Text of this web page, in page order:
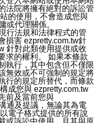
法院將擁有絕對的訴訟管
的使用，不會造成您與
或代理關係。
行法規和法律程式的管
損害 ezpretty.com.tw針
針對此類使用提供或收
求的權利。 如果本條款
執行，其中包含但不僅限
無效或不可強制的規定將
行的規定所替代，而條款
成您與 ezpretty.com.tw
前及當前您與
通及提議，無論其為電
電子格式提供的所有說
或訴訟中使用，且其與原